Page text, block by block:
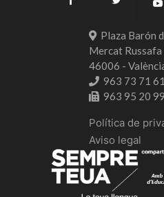
Plaza Barón
Mercat
46006 -
963 73 71
963 95 20 99
Política de
Aviso legal